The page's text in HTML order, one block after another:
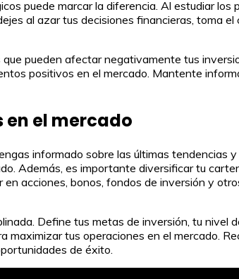
puede marcar la diferencia. Al estudiar
al azar tus decisiones financieras, toma
pueden afectar negativamente tus
positivos en el mercado. Mantente
el mercado
informado sobre las últimas
Además, es importante diversificar tu
acciones, bonos, fondos de inversión y
Define tus metas de inversión, tu nivel
tus operaciones en el mercado.
de éxito.